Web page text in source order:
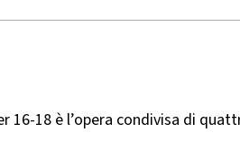
16-18 è l’opera condivisa di